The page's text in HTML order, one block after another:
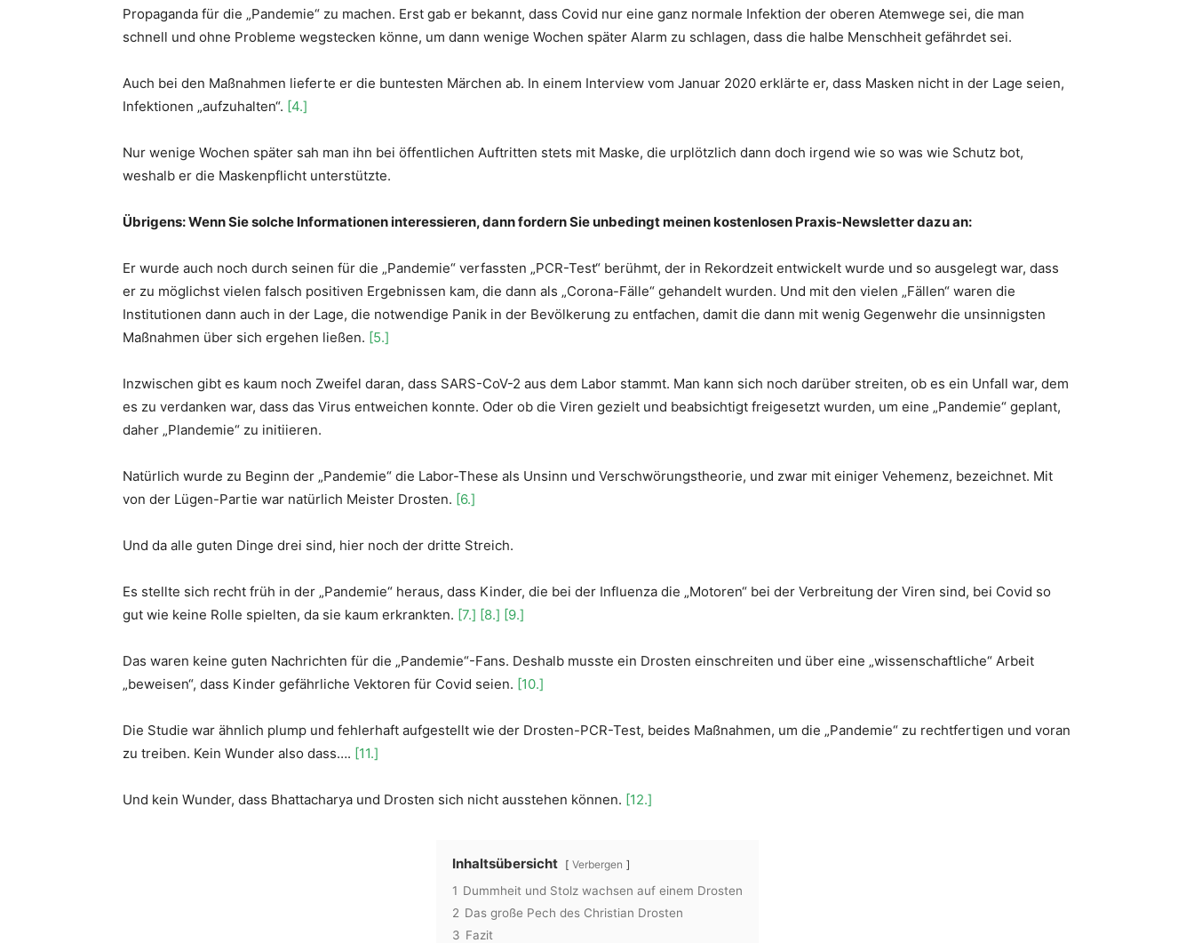
Propaganda für die „Pandemie“ zu machen. Erst gab er bekannt, dass Covid nur eine ganz normale Infektion der oberen Atemwege sei, die man
schnell und ohne Probleme wegstecken könne, um dann wenige Wochen später Alarm zu schlagen, dass die halbe Menschheit gefährdet sei.
Auch bei den Maßnahmen lieferte er die buntesten Märchen ab. In einem Interview vom Januar 2020 erklärte er, dass Masken nicht in der Lage seien,
Infektionen „aufzuhalten“. [4.]
Nur wenige Wochen später sah man ihn bei öffentlichen Auftritten stets mit Maske, die urplötzlich dann doch irgend wie so was wie Schutz bot,
weshalb er die Maskenpflicht unterstützte.
Übrigens: Wenn Sie solche Informationen interessieren, dann fordern Sie unbedingt meinen kostenlosen Praxis-Newsletter dazu an:
Er wurde auch noch durch seinen für die „Pandemie“ verfassten „PCR-Test“ berühmt, der in Rekordzeit entwickelt wurde und so ausgelegt war, dass
er zu möglichst vielen falsch positiven Ergebnissen kam, die dann als „Corona-Fälle“ gehandelt wurden. Und mit den vielen „Fällen“ waren die
Institutionen dann auch in der Lage, die notwendige Panik in der Bevölkerung zu entfachen, damit die dann mit wenig Gegenwehr die unsinnigsten
Maßnahmen über sich ergehen ließen. [5.]
Inzwischen gibt es kaum noch Zweifel daran, dass SARS-CoV-2 aus dem Labor stammt. Man kann sich noch darüber streiten, ob es ein Unfall war, dem
es zu verdanken war, dass das Virus entweichen konnte. Oder ob die Viren gezielt und beabsichtigt freigesetzt wurden, um eine „Pandemie“ geplant,
daher „Plandemie“ zu initiieren.
Natürlich wurde zu Beginn der „Pandemie“ die Labor-These als Unsinn und Verschwörungstheorie, und zwar mit einiger Vehemenz, bezeichnet. Mit
von der Lügen-Partie war natürlich Meister Drosten. [6.]
Und da alle guten Dinge drei sind, hier noch der dritte Streich.
Es stellte sich recht früh in der „Pandemie“ heraus, dass Kinder, die bei der Influenza die „Motoren“ bei der Verbreitung der Viren sind, bei Covid so
gut wie keine Rolle spielten, da sie kaum erkrankten. [7.] [8.] [9.]
Das waren keine guten Nachrichten für die „Pandemie“-Fans. Deshalb musste ein Drosten einschreiten und über eine „wissenschaftliche“ Arbeit
„beweisen“, dass Kinder gefährliche Vektoren für Covid seien. [10.]
Die Studie war ähnlich plump und fehlerhaft aufgestellt wie der Drosten-PCR-Test, beides Maßnahmen, um die „Pandemie“ zu rechtfertigen und voran
zu treiben. Kein Wunder also dass…. [11.]
Und kein Wunder, dass Bhattacharya und Drosten sich nicht ausstehen können. [12.]
Inhaltsübersicht Verbergen
1 Dummheit und Stolz wachsen auf einem Drosten
2 Das große Pech des Christian Drosten
3 Fazit